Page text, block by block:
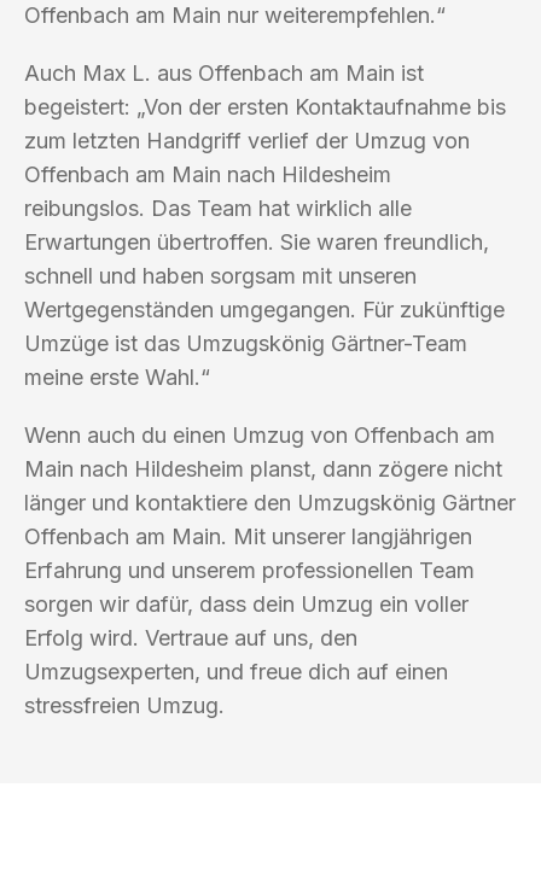
Offenbach am Main nur weiterempfehlen.“
Auch Max L. aus Offenbach am Main ist
begeistert: „Von der ersten Kontaktaufnahme bis
zum letzten Handgriff verlief der Umzug von
Offenbach am Main nach Hildesheim
reibungslos. Das Team hat wirklich alle
Erwartungen übertroffen. Sie waren freundlich,
schnell und haben sorgsam mit unseren
Wertgegenständen umgegangen. Für zukünftige
Umzüge ist das Umzugskönig Gärtner-Team
meine erste Wahl.“
Wenn auch du einen Umzug von Offenbach am
Main nach Hildesheim planst, dann zögere nicht
länger und kontaktiere den Umzugskönig Gärtner
Offenbach am Main. Mit unserer langjährigen
Erfahrung und unserem professionellen Team
sorgen wir dafür, dass dein Umzug ein voller
Erfolg wird. Vertraue auf uns, den
Umzugsexperten, und freue dich auf einen
stressfreien Umzug.